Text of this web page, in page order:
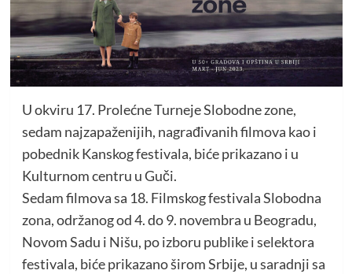
U okviru 17. Prolećne Turneje Slobodne zone,
sedam najzapaženijih, nagrađivanih filmova kao i
pobednik Kanskog festivala, biće prikazano i u
Kulturnom centru u Guči.
Sedam filmova sa 18. Filmskog festivala Slobodna
zona, održanog od 4. do 9. novembra u Beogradu,
Novom Sadu i Nišu, po izboru publike i selektora
festivala, biće prikazano širom Srbije, u saradnji sa